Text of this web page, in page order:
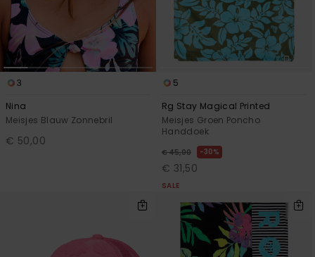
3
Nina
Meisjes Blauw Zonnebril
€ 50,00
5
Rg Stay Magical Printed
Meisjes Groen Poncho
Handdoek
€ 45,00 30%
€ 31,50
SALE